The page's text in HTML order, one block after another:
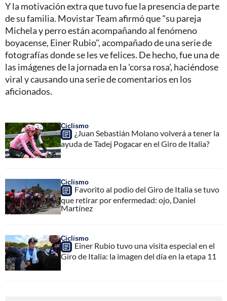
Y la motivación extra que tuvo fue la presencia de parte
de su familia. Movistar Team afirmó que "su pareja
Michela y perro están acompañando al fenómeno
boyacense, Einer Rubio", acompañado de una serie de
fotografías donde se les ve felices. De hecho, fue una de
las imágenes de la jornada en la 'corsa rosa', haciéndose
viral y causando una serie de comentarios en los
aficionados.
Ciclismo
¿Juan Sebastián Molano volverá a tener la
ayuda de Tadej Pogacar en el Giro de Italia?
Ciclismo
Favorito al podio del Giro de Italia se tuvo
que retirar por enfermedad: ojo, Daniel
Martínez
Ciclismo
Einer Rubio tuvo una visita especial en el
Giro de Italia: la imagen del día en la etapa 11